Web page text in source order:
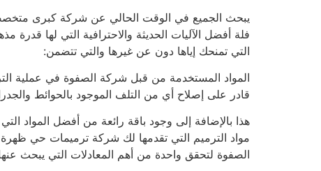
يبحث الجميع في الوقت الحالي عن شركة كبرى
فلة أفضل الآليات الحديثة والاحترافية التي لها
التي تمنحك إياها دون عن غيرها والتي تتضمن:
المواد المستخدمة من قبل شركة الصفوة في عملية
قادر على إصلاح أي من التلف الموجود بالحوائط
هذا بالإضافة إلى وجود باقة رائعة من أفضل المواد
مواد الترميم التي تقدمها لك شركة ترميمات حي
الصفوة لتحقق واحدة من أهم المعادلات التي يبحث